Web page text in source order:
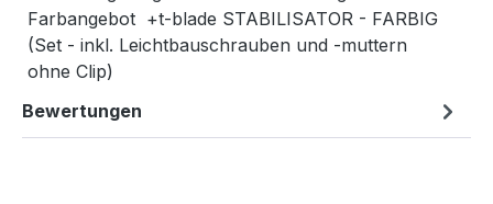
Farbangebot +t-blade STABILISATOR - FARBIG
(Set - inkl. Leichtbauschrauben und -muttern
ohne Clip)
Bewertungen